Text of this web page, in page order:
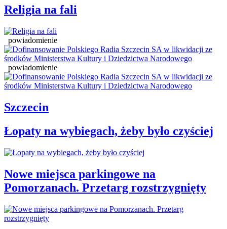
Religia na fali
powiadomienie
powiadomienie
Szczecin
Łopaty na wybiegach, żeby było czyściej
Nowe miejsca parkingowe na
Pomorzanach. Przetarg rozstrzygnięty